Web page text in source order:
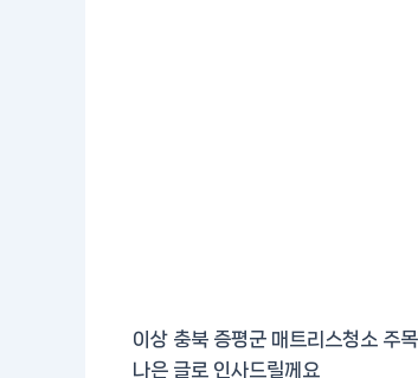
이상 충북 증평군 매트리스청소 주
나은 글로 인사드릴께요